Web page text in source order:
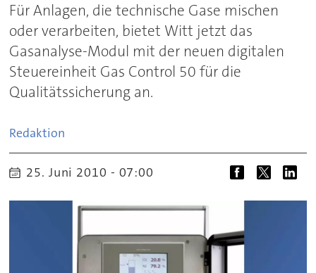
Für Anlagen, die technische Gase mischen
oder verarbeiten, bietet Witt jetzt das
Gasanalyse-Modul mit der neuen digitalen
Steuereinheit Gas Control 50 für die
Qualitätssicherung an.
Redaktion
25. Juni 2010 - 07:00